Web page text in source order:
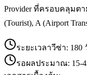
Provider ที่ครอบคลุมต
(Tourist), A (Airport
ระยะเวลาวีซ่า: 180
รอผลประมาณ: 15-